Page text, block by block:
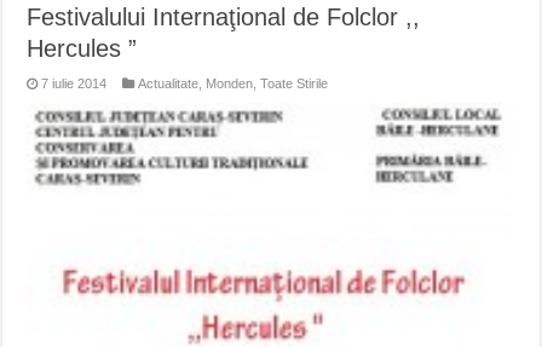
Festivalului Internaţional de Folclor ,,
Hercules ”
7 iulie 2014 Actualitate Monden ,Toate Stirile